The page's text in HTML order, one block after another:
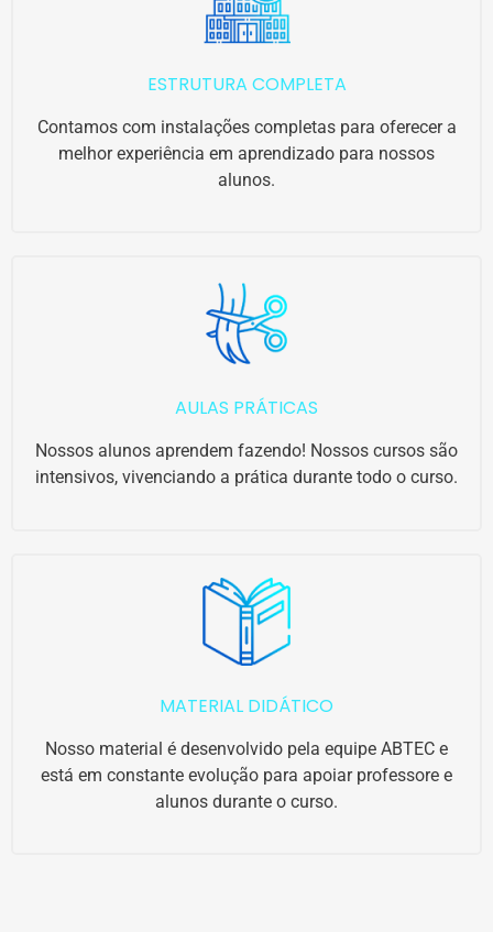
ESTRUTURA COMPLETA
Contamos com instalações completas para oferecer a
melhor experiência em aprendizado para nossos
alunos.
AULAS PRÁTICAS
Nossos alunos aprendem fazendo! Nossos cursos são
intensivos, vivenciando a prática durante todo o curso.
MATERIAL DIDÁTICO
Nosso material é desenvolvido pela equipe ABTEC e
está em constante evolução para apoiar professore e
alunos durante o curso.